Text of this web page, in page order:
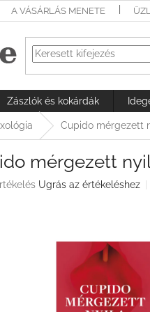
A VÁSÁRLÁS MENETE
Zászlók és kokárdák
Cupido mérgezett
mérgezett
Ugrás az értékeléshez